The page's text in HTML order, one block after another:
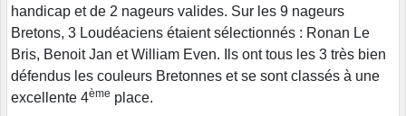
handicap et de 2 nageurs valides. Sur les 9 nageurs
Bretons, 3 Loudéaciens étaient sélectionnés : Ronan Le
Bris, Benoit Jan et William Even. Ils ont tous les 3 très bien
défendus les couleurs Bretonnes et se sont classés à une
excellente 4ème place.